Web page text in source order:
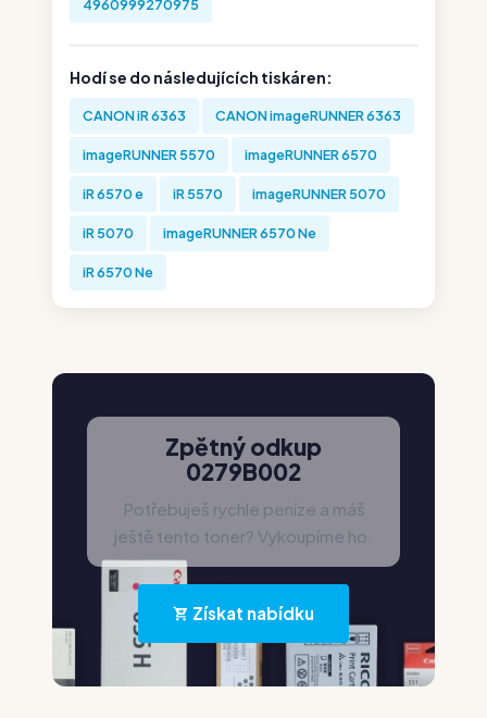
4960999270975
Hodí se do následujících tiskáren:
CANON iR 6363 CANON imageRUNNER 6363
imageRUNNER 5570 imageRUNNER 6570
iR 6570 e iR 5570 imageRUNNER 5070
iR 5070 imageRUNNER 6570 Ne
iR 6570 Ne
Zpětný odkup
0279B002
Potřebuješ rychle peníze a máš
ještě tento toner? Vykoupíme ho.
Získat nabídku